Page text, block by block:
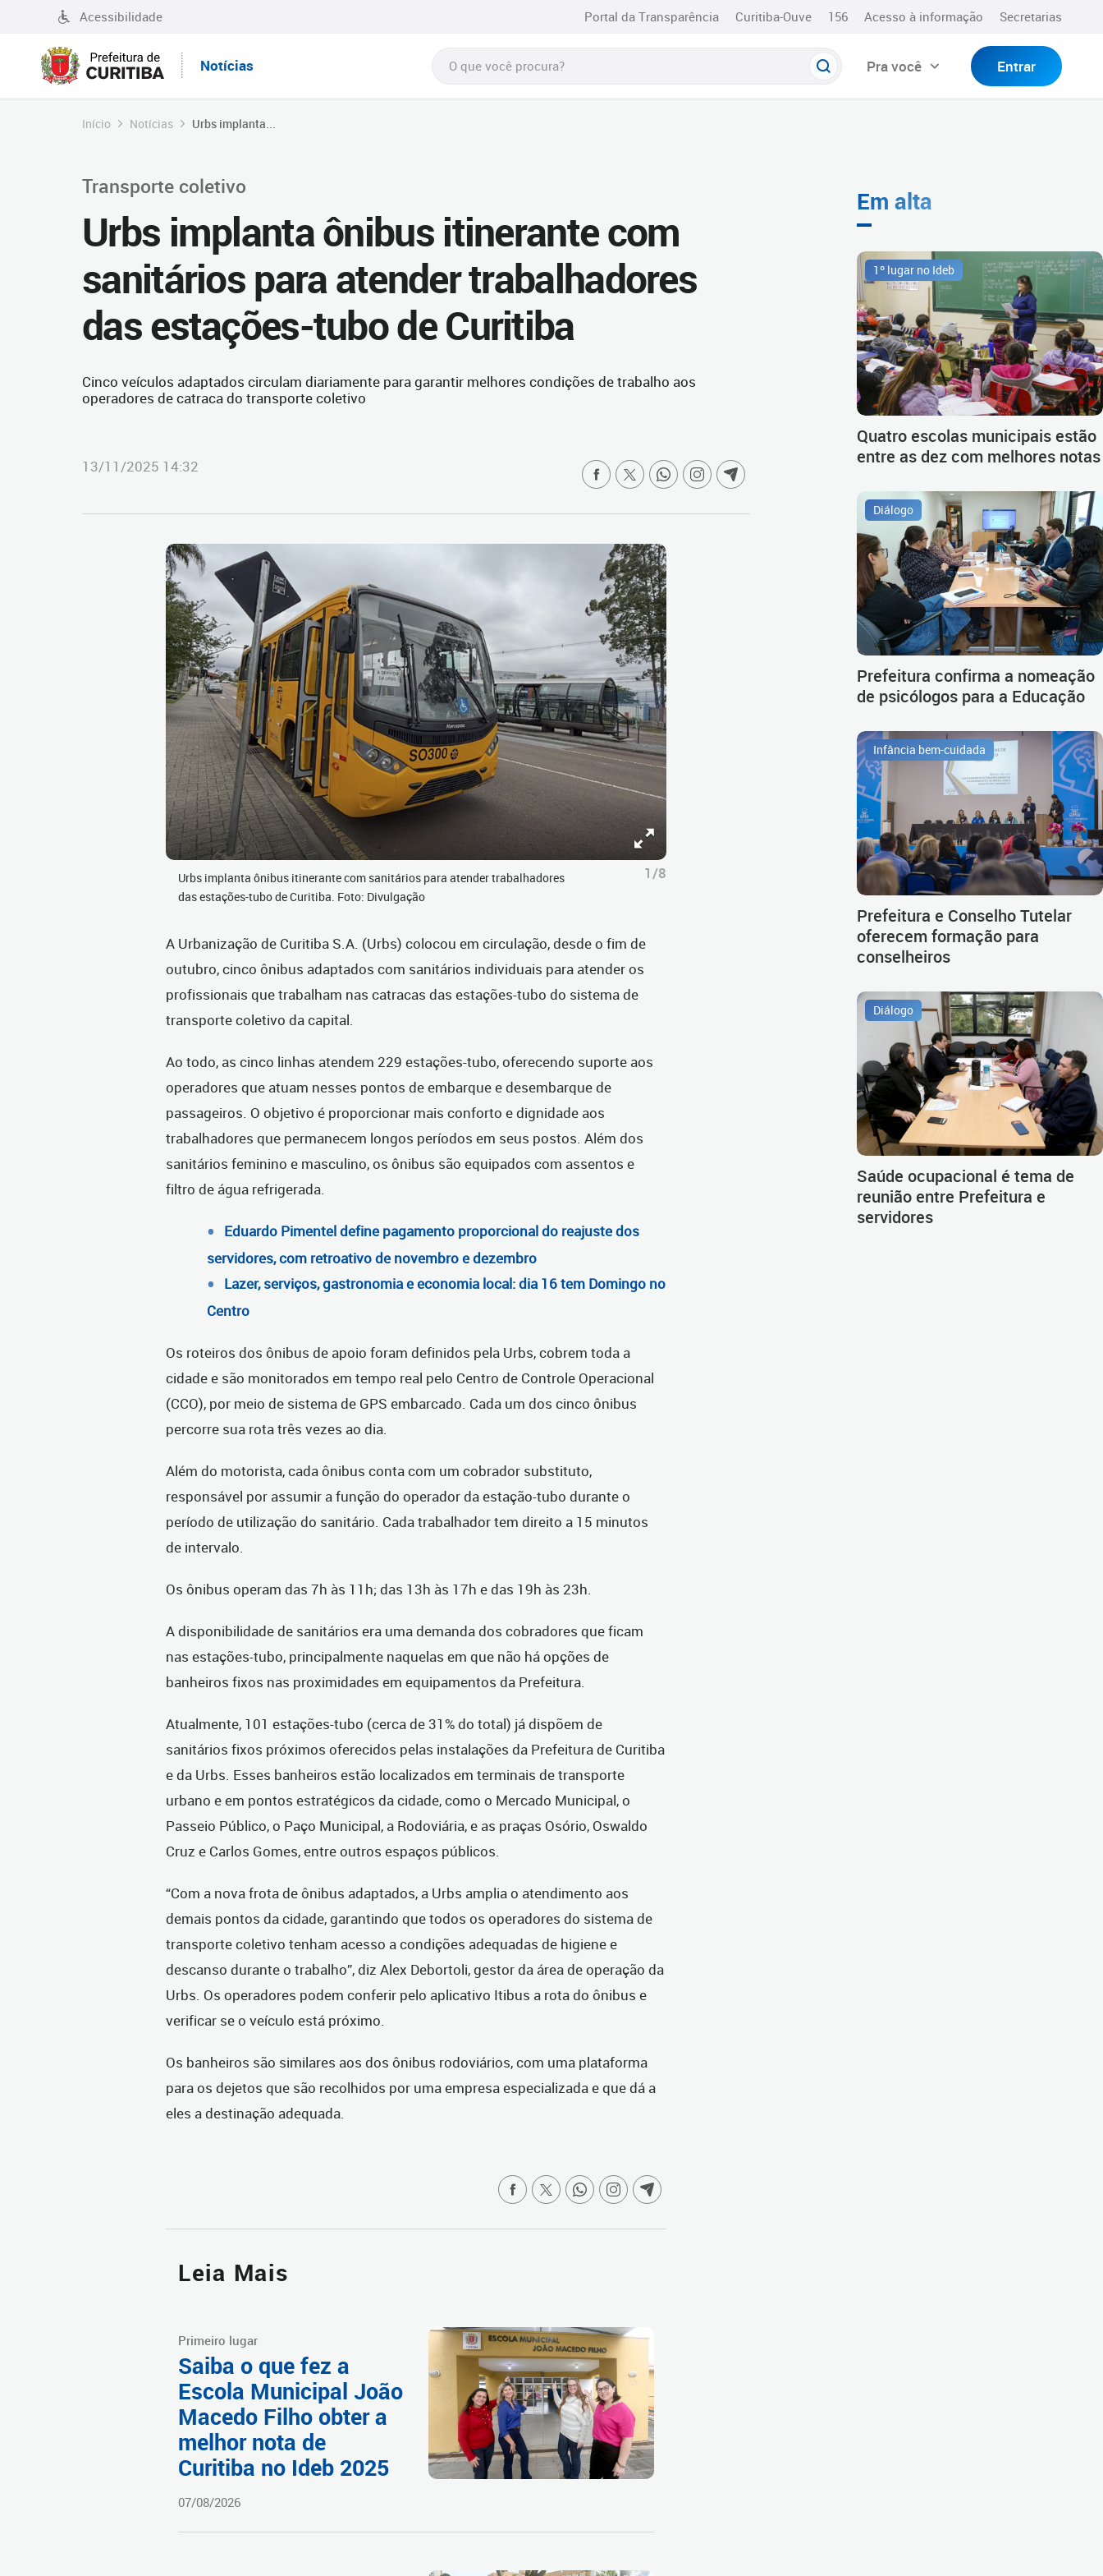
Acessibilidade Portal da Transparência Curitiba-Ouve 156 Acesso à informação Secretarias
Notícias Pra você Entrar
Início Notícias Urbs implanta...
Transporte coletivo
Urbs implanta ônibus itinerante com
sanitários para atender trabalhadores
das estações-tubo de Curitiba
Cinco veículos adaptados circulam diariamente para garantir melhores condições de trabalho aos
operadores de catraca do transporte coletivo
13/11/2025 14:32
Urbs implanta ônibus itinerante com sanitários para atender trabalhadores
das estações-tubo de Curitiba. Foto: Divulgação
1/8
A Urbanização de Curitiba S.A. (Urbs) colocou em circulação, desde o fim de
outubro, cinco ônibus adaptados com sanitários individuais para atender os
profissionais que trabalham nas catracas das estações-tubo do sistema de
transporte coletivo da capital.
Ao todo, as cinco linhas atendem 229 estações-tubo, oferecendo suporte aos
operadores que atuam nesses pontos de embarque e desembarque de
passageiros. O objetivo é proporcionar mais conforto e dignidade aos
trabalhadores que permanecem longos períodos em seus postos. Além dos
sanitários feminino e masculino, os ônibus são equipados com assentos e
filtro de água refrigerada.
Eduardo Pimentel define pagamento proporcional do reajuste dos
servidores, com retroativo de novembro e dezembro
Lazer, serviços, gastronomia e economia local: dia 16 tem Domingo no
Centro
Os roteiros dos ônibus de apoio foram definidos pela Urbs, cobrem toda a
cidade e são monitorados em tempo real pelo Centro de Controle Operacional
(CCO), por meio de sistema de GPS embarcado. Cada um dos cinco ônibus
percorre sua rota três vezes ao dia.
Além do motorista, cada ônibus conta com um cobrador substituto,
responsável por assumir a função do operador da estação-tubo durante o
período de utilização do sanitário. Cada trabalhador tem direito a 15 minutos
de intervalo.
Os ônibus operam das 7h às 11h; das 13h às 17h e das 19h às 23h.
A disponibilidade de sanitários era uma demanda dos cobradores que ficam
nas estações-tubo, principalmente naquelas em que não há opções de
banheiros fixos nas proximidades em equipamentos da Prefeitura.
Atualmente, 101 estações-tubo (cerca de 31% do total) já dispõem de
sanitários fixos próximos oferecidos pelas instalações da Prefeitura de Curitiba
e da Urbs. Esses banheiros estão localizados em terminais de transporte
urbano e em pontos estratégicos da cidade, como o Mercado Municipal, o
Passeio Público, o Paço Municipal, a Rodoviária, e as praças Osório, Oswaldo
Cruz e Carlos Gomes, entre outros espaços públicos.
“Com a nova frota de ônibus adaptados, a Urbs amplia o atendimento aos
demais pontos da cidade, garantindo que todos os operadores do sistema de
transporte coletivo tenham acesso a condições adequadas de higiene e
descanso durante o trabalho”, diz Alex Debortoli, gestor da área de operação da
Urbs. Os operadores podem conferir pelo aplicativo Itibus a rota do ônibus e
verificar se o veículo está próximo.
Os banheiros são similares aos dos ônibus rodoviários, com uma plataforma
para os dejetos que são recolhidos por uma empresa especializada e que dá a
eles a destinação adequada.
Leia Mais
Primeiro lugar
Saiba o que fez a
Escola Municipal João
Macedo Filho obter a
melhor nota de
Curitiba no Ideb 2025
07/08/2026
Em alta
1º lugar no Ideb
Quatro escolas municipais estão
entre as dez com melhores notas
Diálogo
Prefeitura confirma a nomeação
de psicólogos para a Educação
Infância bem-cuidada
Prefeitura e Conselho Tutelar
oferecem formação para
conselheiros
Diálogo
Saúde ocupacional é tema de
reunião entre Prefeitura e
servidores